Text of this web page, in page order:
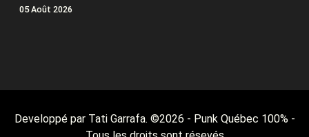
05 Août 2026
Developpé par Tati Garrafa. ©2026 - Punk Québec 100% -